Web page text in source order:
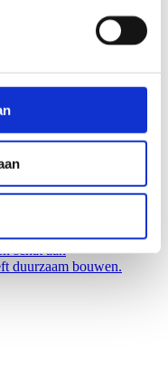
REAAL in Utrecht
werknemers
en bedrijven
de opdrachtgever
nieuwbouw
schat aan
duurzaam bouwen.